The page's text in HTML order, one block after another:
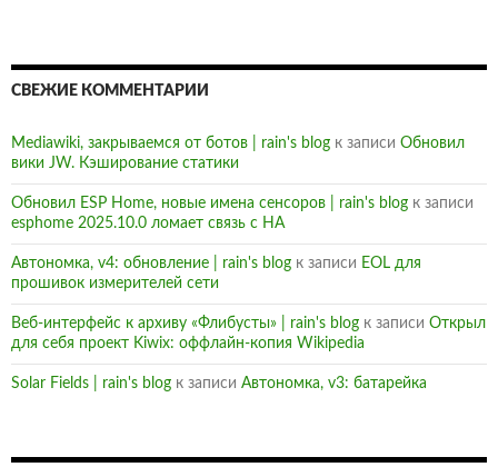
СВЕЖИЕ КОММЕНТАРИИ
Mediawiki, закрываемся от ботов | rain's blog к записи Обновил
вики JW. Кэширование статики
Обновил ESP Home, новые имена сенсоров | rain's blog к записи
esphome 2025.10.0 ломает связь с HA
Автономка, v4: обновление | rain's blog к записи EOL для
прошивок измерителей сети
Веб-интерфейс к архиву «Флибусты» | rain's blog к записи Открыл
для себя проект Kiwix: оффлайн-копия Wikipedia
Solar Fields | rain's blog к записи Автономка, v3: батарейка